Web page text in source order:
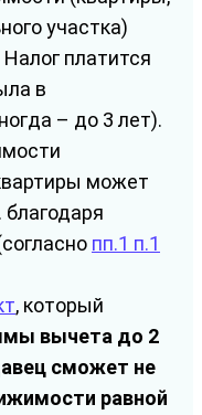
участка)
платится
в
– до 3 лет).
может
пп.1 п.1
, который
вычета до 2
сможет не
равной